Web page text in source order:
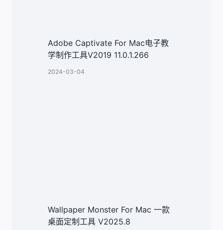
Adobe Captivate For Mac电子教
学制作工具V2019 11.0.1.266
2024-03-04
Wallpaper Monster For Mac 一款
桌面定制工具 V2025.8